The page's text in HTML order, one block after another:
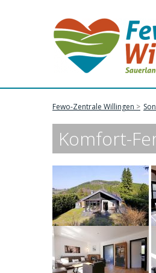
Fewo-Zentrale Willingen
Komfort-